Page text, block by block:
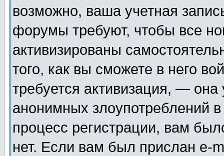
возможно, ваша учетная
форумы требуют, чтобы все
активизированы
того, как вы сможете в него
требуется активизация, —
анонимных злоупотреблений
процесс регистрации, вам
нет. Если вам был прислан e-